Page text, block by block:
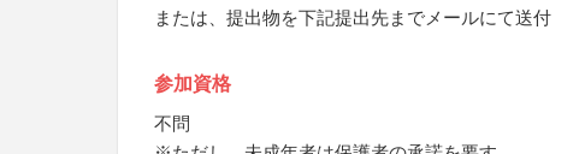
または、提出物を下記提出先までメールにて送付
参加資格
不問